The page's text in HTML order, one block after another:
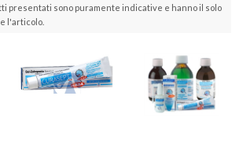
presentati sono puramente indicative e hanno il solo
l'articolo.